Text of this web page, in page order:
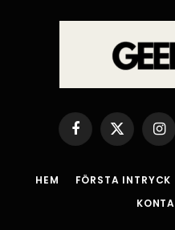
Facebook
X
(Twitter)
HEM FÖRSTA INTRYCK